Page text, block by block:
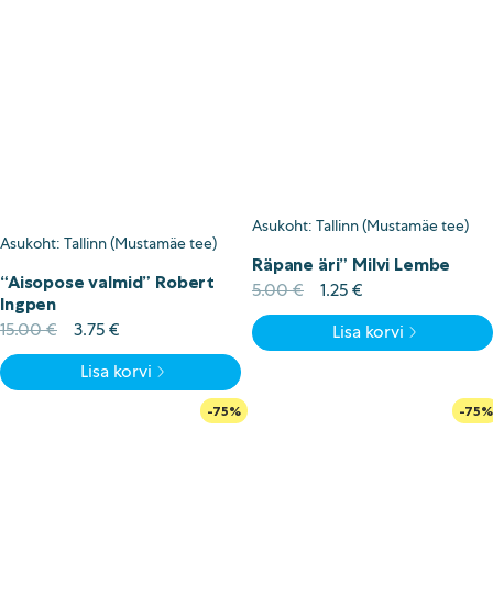
Asukoht: Tallinn (Mustamäe tee)
“Aisopose valmid” Robert
Ingpen
15.00€
Algne
hind
oli:
15.00 €.
3.75€
price
is:
3.75 €.
Lisa korvi
Asukoht: Tallinn (Mustamäe tee)
Räpane äri” Milvi Lembe
5.00€
Algne
hind
oli:
5.00 €.
1.25€Current
price
is:
1.25 €.
Lisa korvi
-75% -75%